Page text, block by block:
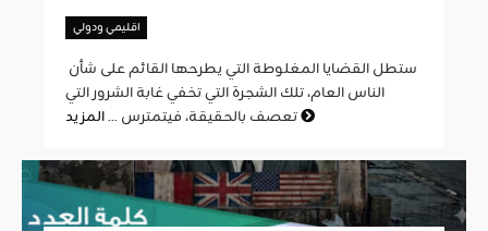
اقليمي ودولي
الناس العام، تلك الشجرة التي تخفي غابة الشرور التي
تعصف بالحقيقة، فيتمترس ...